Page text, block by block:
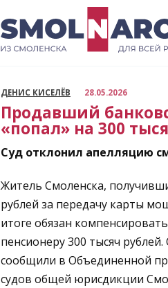
ДЕНИС КИСЕЛЁВ 28.05.2026
Продавший
«попал» на 300
Суд отклонил апелляцию
Житель Смоленска,
рублей за передачу карты
итоге обязан
пенсионеру 300 тысяч
сообщили в Объединенной
судов общей юрисдикции